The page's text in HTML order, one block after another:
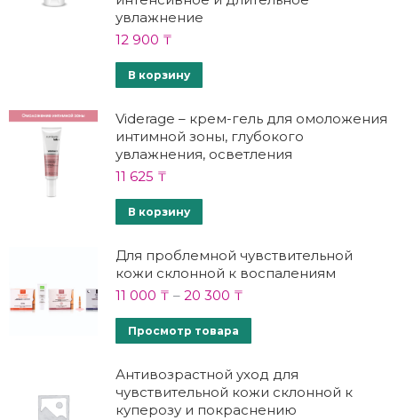
увлажнение
12 900 ₸
В корзину
Viderage – крем-гель для омоложения
интимной зоны, глубокого
увлажнения, осветления
11 625 ₸
В корзину
Для проблемной чувствительной
кожи склонной к воспалениям
11 000 ₸ – 20 300 ₸
Просмотр товара
Антивозрастной уход для
чувствительной кожи склонной к
куперозу и покраснению